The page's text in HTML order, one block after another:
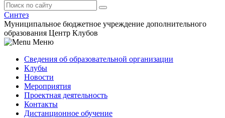
Синтез
Муниципальное бюджетное учреждение дополнительного
образования Центр Клубов
Меню
Сведения об образовательной организации
Клубы
Новости
Мероприятия
Проектная деятельность
Контакты
Дистанционное обучение